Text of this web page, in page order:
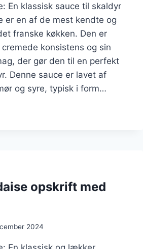
En klassisk sauce til skaldyr
er en af de mest kendte og
franske køkken. Den er
konsistens og sin
der gør den til en perfekt
Denne sauce er lavet af
og syre, typisk i form…
opskrift med
2024